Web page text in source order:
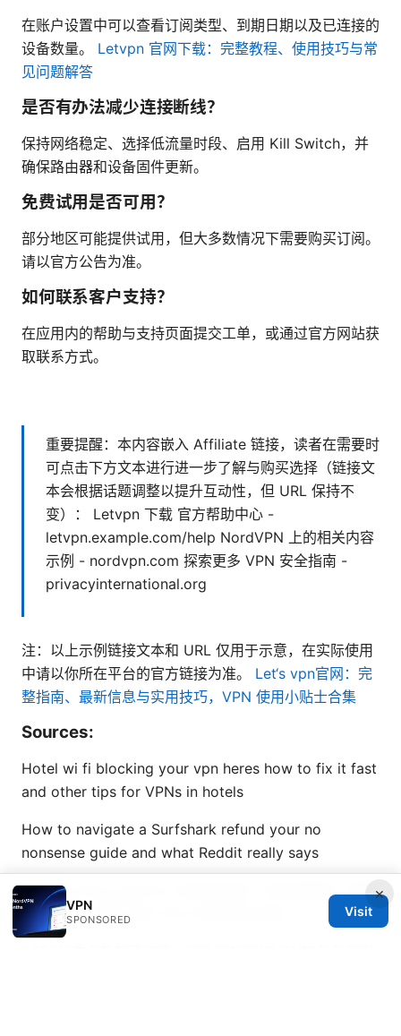
在账户设置中可以查看订阅类型、到期日期以及已连接的
设备数量。 Letvpn 官网下载：完整教程、使用技巧与常
见问题解答
是否有办法减少连接断线？
保持网络稳定、选择低流量时段、启用 Kill Switch，并
确保路由器和设备固件更新。
免费试用是否可用？
部分地区可能提供试用，但大多数情况下需要购买订阅。
请以官方公告为准。
如何联系客户支持？
在应用内的帮助与支持页面提交工单，或通过官方网站获
取联系方式。
重要提醒：本内容嵌入 Affiliate 链接，读者在需要时
可点击下方文本进行进一步了解与购买选择（链接文
本会根据话题调整以提升互动性，但 URL 保持不
变）： Letvpn 下载 官方帮助中心 -
letvpn.example.com/help NordVPN 上的相关内容
示例 - nordvpn.com 探索更多 VPN 安全指南 -
privacyinternational.org
注：以上示例链接文本和 URL 仅用于示意，在实际使用
中请以你所在平台的官方链接为准。 Let‘s vpn官网：完
整指南、最新信息与实用技巧，VPN 使用小贴士合集
Sources:
Hotel wi fi blocking your vpn heres how to fix it fast
and other tips for VPNs in hotels
How to navigate a Surfshark refund your no
nonsense guide and what Reddit really says
Vpn youtube premium 全方位指南：在中国使用、解锁
区域内容、选择最佳 VPN 以及性价比对比
×
VPN
SPONSORED
Visit